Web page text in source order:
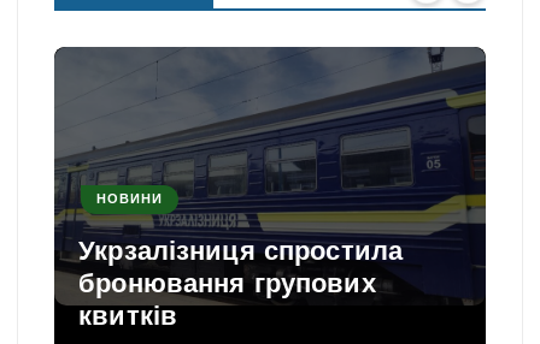
НОВИНИ
Укрзалізниця спростила
бронювання групових
квитків